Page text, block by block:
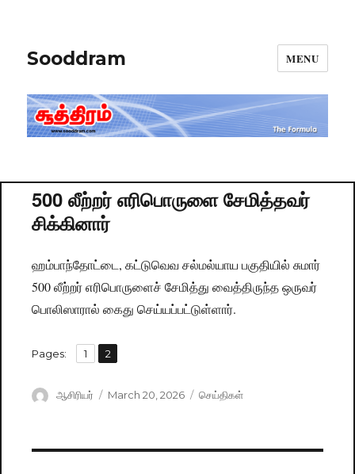
Sooddram MENU
500 லீற்றர் எரிபொருளை சேமித்தவர்
சிக்கினார்
ஹம்பாந்தோட்டை, கட்டுவெவ சல்மல்யாய பகுதியில் சுமார்
500 லீற்றர் எரிபொருளைச் சேமித்து வைத்திருந்த ஒருவர்
பொலிஸாரால் கைது செய்யப்பட்டுள்ளார்.
Pages: Page
1 ,
Page
2
Author
ஆசிரியர்
Posted
March 20, 2026 Categories
செய்திகள்